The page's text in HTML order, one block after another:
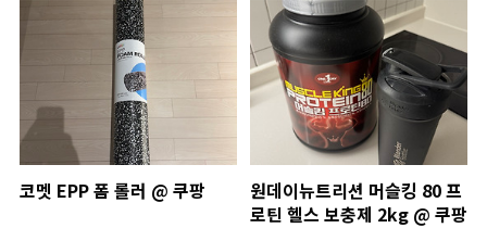
코멧 EPP 폼 롤러 @ 쿠팡
원데이뉴트리션 머슬킹 80 프
로틴 헬스 보충제 2kg @ 쿠팡